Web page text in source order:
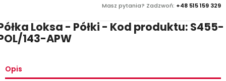
Masz pytania? Zadzwoń: +48 515 159 329
Loksa - Półki - Kod produktu: S455-
143-APW
Opis